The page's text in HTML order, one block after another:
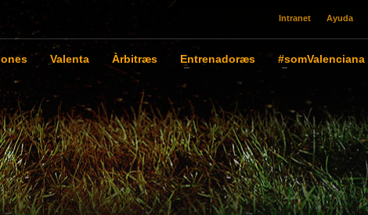
Intranet Ayuda
Valenta Àrbitræs Entrenadoræs #somValenciana